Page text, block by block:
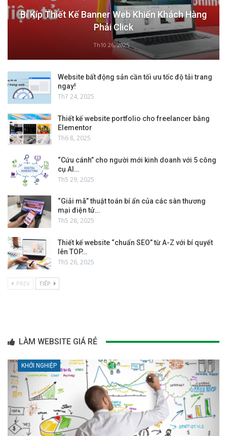
Bí Kíp Thiết Kế Banner Web Khiến Khách Hàng
Phải Click
Th10 26, 2025
Website bất động sản cần tối ưu tốc độ tải trang
ngay!
Th7 24, 2025
Thiết kế website portfolio cho freelancer bằng
Elementor
Th6 8, 2025
“Cứu cánh” cho người mới kinh doanh với 5 công
cụ AI…
Th5 29, 2025
“Giải mã” thuật toán bí ẩn của các sàn thương
mại điện tử…
Th5 28, 2025
Thiết kế website “chuẩn SEO” từ A-Z với bí quyết
lên TOP…
Th5 26, 2025
PREV TIẾP
LÀM WEBSITE GIÁ RẺ
KHỞI NGHIỆP